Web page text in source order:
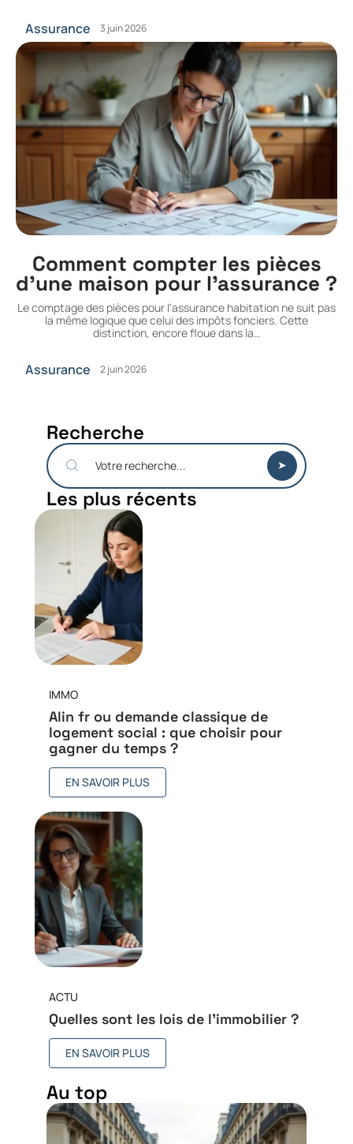
Assurance 3 juin 2026
Comment compter les pièces
d’une maison pour l’assurance ?
Le comptage des pièces pour l'assurance habitation ne suit pas
la même logique que celui des impôts fonciers. Cette
distinction, encore floue dans la…
Assurance 2 juin 2026
Recherche
Les plus récents
IMMO
Alin fr ou demande classique de
logement social : que choisir pour
gagner du temps ?
EN SAVOIR PLUS
ACTU
Quelles sont les lois de l’immobilier ?
EN SAVOIR PLUS
Au top